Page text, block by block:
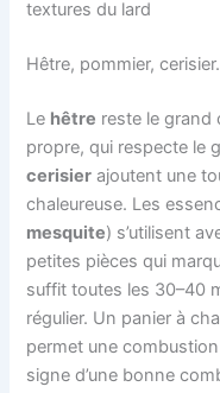
textures du lard
Hêtre, pommier,
Le hêtre reste le grand
propre, qui respecte le
cerisier ajoutent une
chaleureuse. Les
mesquite) s’utilisent
petites pièces qui
suffit toutes les 30–40
régulier. Un panier à
permet une
signe d’une bonne